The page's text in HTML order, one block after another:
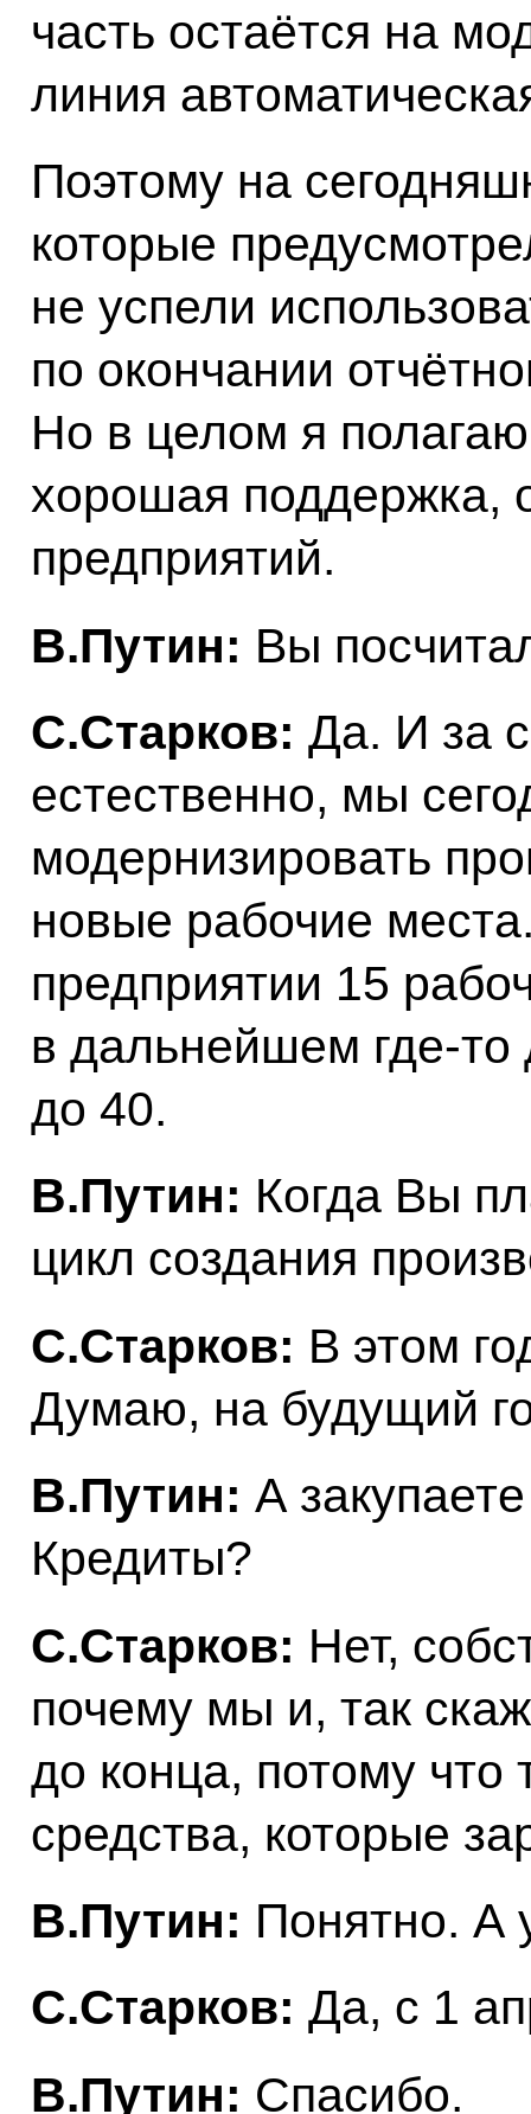
часть остаётся на
линия
Поэтому на
которые
не успели
по окончании
Но в целом я
хорошая поддержка,
предприятий.
В.Путин: Вы
С.Старков: Да. И за
естественно, мы
модернизировать
новые рабочие
предприятии 15
в дальнейшем
до 40.
В.Путин: Когда Вы
цикл создания
С.Старков: В этом
Думаю, на будущий
В.Путин: А
Кредиты?
С.Старков: Нет,
почему мы и, так
до конца, потому что
средства, которые
В.Путин: Понятно. А
С.Старков: Да, с 1
В.Путин: Спасибо.